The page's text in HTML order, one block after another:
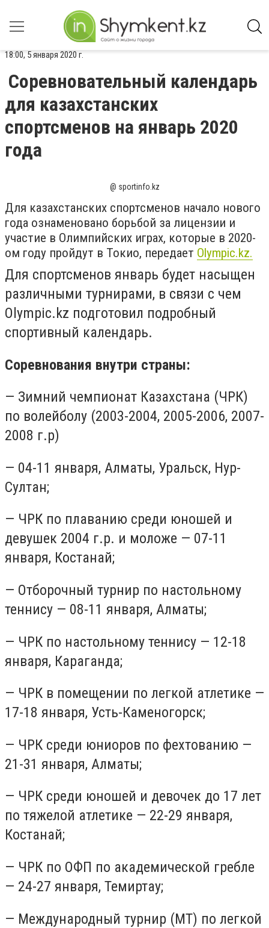
18:00, 5 января 2020 г.
Соревновательный календарь
для казахстанских
спортсменов на январь 2020
года
@ sportinfo.kz
Для казахстанских спортсменов начало нового
года ознаменовано борьбой за лицензии и
участие в Олимпийских играх, которые в 2020-
ом году пройдут в Токио, передает Оlympic.kz.
Для спортсменов январь будет насыщен
различными турнирами, в связи с чем
Olympic.kz подготовил подробный
спортивный календарь.
Соревнования внутри страны:
— Зимний чемпионат Казахстана (ЧРК)
по волейболу (2003-2004, 2005-2006, 2007-
2008 г.р)
— 04-11 января, Алматы, Уральск, Нур-
Султан;
— ЧРК по плаванию среди юношей и
девушек 2004 г.р. и моложе — 07-11
января, Костанай;
— Отборочный турнир по настольному
теннису — 08-11 января, Алматы;
— ЧРК по настольному теннису — 12-18
января, Караганда;
— ЧРК в помещении по легкой атлетике —
17-18 января, Усть-Каменогорск;
— ЧРК среди юниоров по фехтованию —
21-31 января, Алматы;
— ЧРК среди юношей и девочек до 17 лет
по тяжелой атлетике — 22-29 января,
Костанай;
— ЧРК по ОФП по академической гребле
— 24-27 января, Темиртау;
— Международный турнир (МТ) по легкой